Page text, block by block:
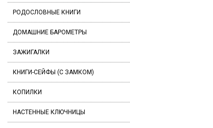
РОДОСЛОВНЫЕ КНИГИ
ДОМАШНИЕ БАРОМЕТРЫ
ЗАЖИГАЛКИ
КНИГИ-СЕЙФЫ (С ЗАМКОМ)
КОПИЛКИ
НАСТЕННЫЕ КЛЮЧНИЦЫ